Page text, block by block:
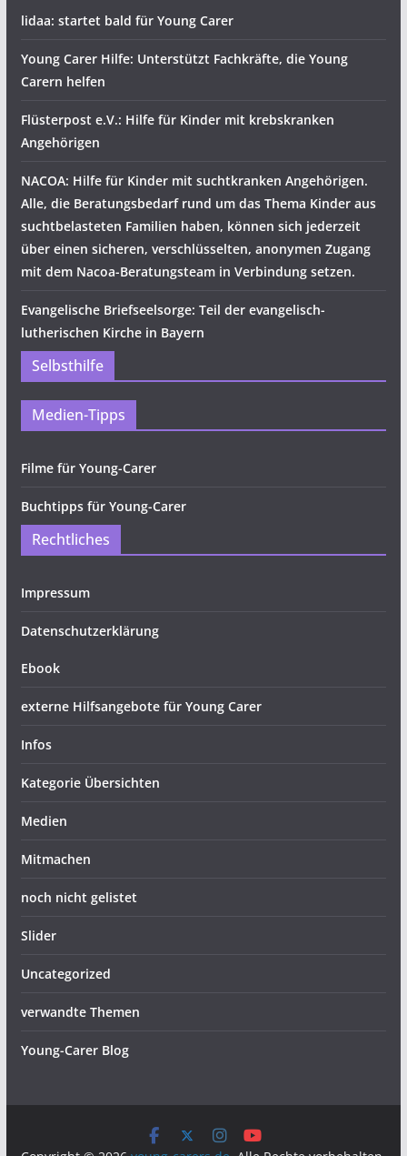
lidaa: startet bald für Young Carer
Young Carer Hilfe: Unterstützt Fachkräfte, die Young
Carern helfen
Flüsterpost e.V.: Hilfe für Kinder mit krebskranken
Angehörigen
NACOA: Hilfe für Kinder mit suchtkranken Angehörigen.
Alle, die Beratungsbedarf rund um das Thema Kinder aus
suchtbelasteten Familien haben, können sich jederzeit
über einen sicheren, verschlüsselten, anonymen Zugang
mit dem Nacoa-Beratungsteam in Verbindung setzen.
Evangelische Briefseelsorge: Teil der evangelisch-
lutherischen Kirche in Bayern
Selbsthilfe
Medien-Tipps
Filme für Young-Carer
Buchtipps für Young-Carer
Rechtliches
Impressum
Datenschutzerklärung
Ebook
externe Hilfsangebote für Young Carer
Infos
Kategorie Übersichten
Medien
Mitmachen
noch nicht gelistet
Slider
Uncategorized
verwandte Themen
Young-Carer Blog